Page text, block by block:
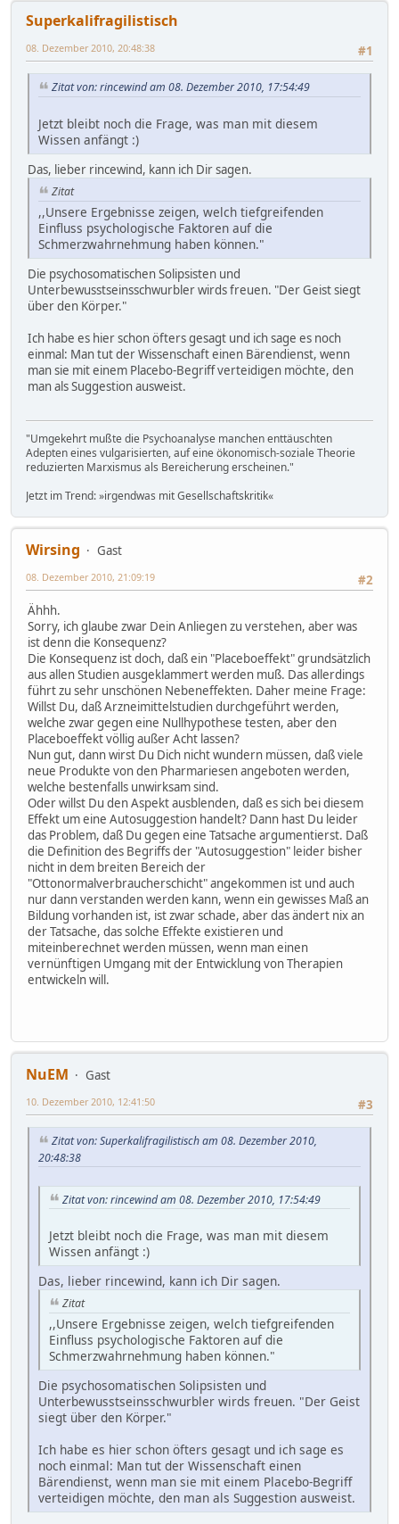
Superkalifragilistisch
#1
08. Dezember 2010, 20:48:38
Zitat von: rincewind am 08. Dezember 2010, 17:54:49
Jetzt bleibt noch die Frage, was man mit diesem
Wissen anfängt :)
Das, lieber rincewind, kann ich Dir sagen.
Zitat
,,Unsere Ergebnisse zeigen, welch tiefgreifenden
Einfluss psychologische Faktoren auf die
Schmerzwahrnehmung haben können."
Die psychosomatischen Solipsisten und
Unterbewusstseinsschwurbler wirds freuen. "Der Geist siegt
über den Körper."
Ich habe es hier schon öfters gesagt und ich sage es noch
einmal: Man tut der Wissenschaft einen Bärendienst, wenn
man sie mit einem Placebo-Begriff verteidigen möchte, den
man als Suggestion ausweist.
"Umgekehrt mußte die Psychoanalyse manchen enttäuschten
Adepten eines vulgarisierten, auf eine ökonomisch-soziale Theorie
reduzierten Marxismus als Bereicherung erscheinen."
Jetzt im Trend: »irgendwas mit Gesellschaftskritik«
Wirsing
Gast
#2
08. Dezember 2010, 21:09:19
Ähhh.
Sorry, ich glaube zwar Dein Anliegen zu verstehen, aber was
ist denn die Konsequenz?
Die Konsequenz ist doch, daß ein "Placeboeffekt" grundsätzlich
aus allen Studien ausgeklammert werden muß. Das allerdings
führt zu sehr unschönen Nebeneffekten. Daher meine Frage:
Willst Du, daß Arzneimittelstudien durchgeführt werden,
welche zwar gegen eine Nullhypothese testen, aber den
Placeboeffekt völlig außer Acht lassen?
Nun gut, dann wirst Du Dich nicht wundern müssen, daß viele
neue Produkte von den Pharmariesen angeboten werden,
welche bestenfalls unwirksam sind.
Oder willst Du den Aspekt ausblenden, daß es sich bei diesem
Effekt um eine Autosuggestion handelt? Dann hast Du leider
das Problem, daß Du gegen eine Tatsache argumentierst. Daß
die Definition des Begriffs der "Autosuggestion" leider bisher
nicht in dem breiten Bereich der
"Ottonormalverbraucherschicht" angekommen ist und auch
nur dann verstanden werden kann, wenn ein gewisses Maß an
Bildung vorhanden ist, ist zwar schade, aber das ändert nix an
der Tatsache, das solche Effekte existieren und
miteinberechnet werden müssen, wenn man einen
vernünftigen Umgang mit der Entwicklung von Therapien
entwickeln will.
NuEM
Gast
#3
10. Dezember 2010, 12:41:50
Zitat von: Superkalifragilistisch am 08. Dezember 2010,
20:48:38
Zitat von: rincewind am 08. Dezember 2010, 17:54:49
Jetzt bleibt noch die Frage, was man mit diesem
Wissen anfängt :)
Das, lieber rincewind, kann ich Dir sagen.
Zitat
,,Unsere Ergebnisse zeigen, welch tiefgreifenden
Einfluss psychologische Faktoren auf die
Schmerzwahrnehmung haben können."
Die psychosomatischen Solipsisten und
Unterbewusstseinsschwurbler wirds freuen. "Der Geist
siegt über den Körper."
Ich habe es hier schon öfters gesagt und ich sage es
noch einmal: Man tut der Wissenschaft einen
Bärendienst, wenn man sie mit einem Placebo-Begriff
verteidigen möchte, den man als Suggestion ausweist.